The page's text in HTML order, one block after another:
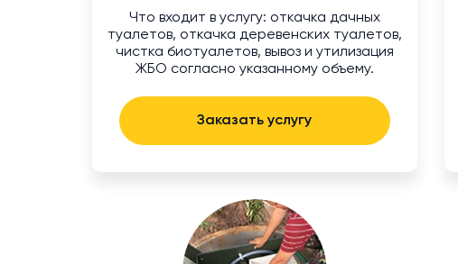
Что входит в услугу: откачка дачных
туалетов, откачка деревенских туалетов,
чистка биотуалетов, вывоз и утилизация
ЖБО согласно указанному объему.
Заказать услугу